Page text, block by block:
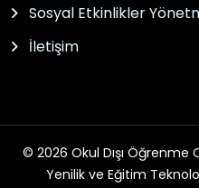
Sosyal Etkinlikler
İletişim
© 2026 Okul Dışı Öğrenme
Yenilik ve Eğitim